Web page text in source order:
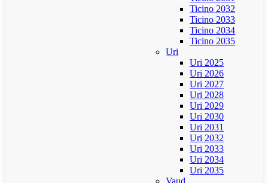
Ticino 2032
Ticino 2033
Ticino 2034
Ticino 2035
Uri
Uri 2025
Uri 2026
Uri 2027
Uri 2028
Uri 2029
Uri 2030
Uri 2031
Uri 2032
Uri 2033
Uri 2034
Uri 2035
Vaud